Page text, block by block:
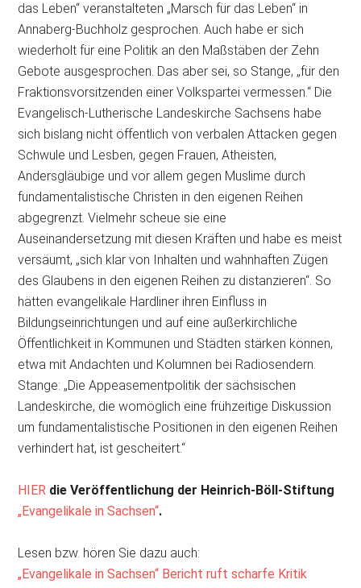
das Leben“ veranstalteten „Marsch für das Leben“ in
Annaberg-Buchholz gesprochen. Auch habe er sich
wiederholt für eine Politik an den Maßstäben der Zehn
Gebote ausgesprochen. Das aber sei, so Stange, „für den
Fraktionsvorsitzenden einer Volkspartei vermessen.“ Die
Evangelisch-Lutherische Landeskirche Sachsens habe
sich bislang nicht öffentlich von verbalen Attacken gegen
Schwule und Lesben, gegen Frauen, Atheisten,
Andersgläubige und vor allem gegen Muslime durch
fundamentalistische Christen in den eigenen Reihen
abgegrenzt. Vielmehr scheue sie eine
Auseinandersetzung mit diesen Kräften und habe es meist
versäumt, „sich klar von Inhalten und wahnhaften Zügen
des Glaubens in den eigenen Reihen zu distanzieren“. So
hätten evangelikale Hardliner ihren Einfluss in
Bildungseinrichtungen und auf eine außerkirchliche
Öffentlichkeit in Kommunen und Städten stärken können,
etwa mit Andachten und Kolumnen bei Radiosendern.
Stange: „Die Appeasementpolitik der sächsischen
Landeskirche, die womöglich eine frühzeitige Diskussion
um fundamentalistische Positionen in den eigenen Reihen
verhindert hat, ist gescheitert.“
HIER die Veröffentlichung der Heinrich-Böll-Stiftung
„Evangelikale in Sachsen“.
Lesen bzw. hören Sie dazu auch:
„Evangelikale in Sachsen“ Bericht ruft scharfe Kritik